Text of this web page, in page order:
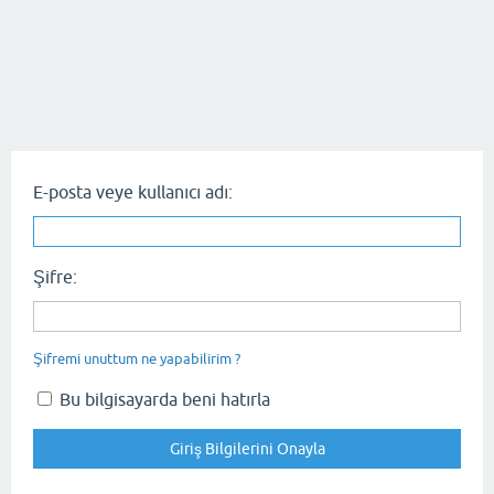
E-posta veye kullanıcı adı:
Şifre:
Şifremi unuttum ne yapabilirim ?
Bu bilgisayarda beni hatırla